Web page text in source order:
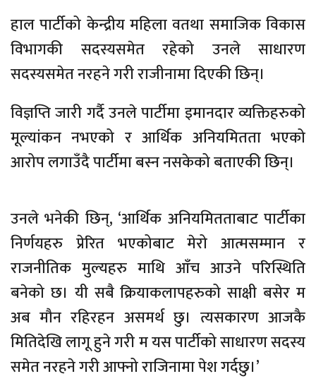
हाल पार्टीको केन्द्रीय महिला वतथा समाजिक विकास
विभागकी सदस्यसमेत रहेको उनले साधारण
सदस्यसमेत नरहने गरी राजीनामा दिएकी छिन्।
विज्ञप्ति जारी गर्दै उनले पार्टीमा इमानदार व्यक्तिहरुको
मूल्यांकन नभएको र आर्थिक अनियमितता भएको
आरोप लगाउँदै पार्टीमा बस्न नसकेको बताएकी छिन्।
उनले भनेकी छिन्, ‘आर्थिक अनियमितताबाट पार्टीका
निर्णयहरु प्रेरित भएकोबाट मेरो आत्मसम्मान र
राजनीतिक मुल्यहरु माथि आँच आउने परिस्थिति
बनेको छ। यी सबै क्रियाकलापहरुको साक्षी बसेर म
अब मौन रहिरहन असमर्थ छु। त्यसकारण आजकै
मितिदेखि लागू हुने गरी म यस पार्टीको साधारण सदस्य
समेत नरहने गरी आफ्नो राजिनामा पेश गर्दछु।’